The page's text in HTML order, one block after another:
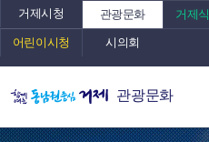
거제시청 관광문화 거제
어린이시청 시의회
관광문화